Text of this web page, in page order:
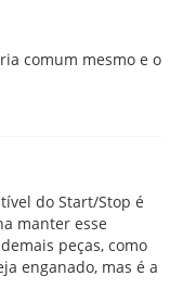
comum mesmo e o
do Start/Stop é
manter esse
peças, como
enganado, mas é a